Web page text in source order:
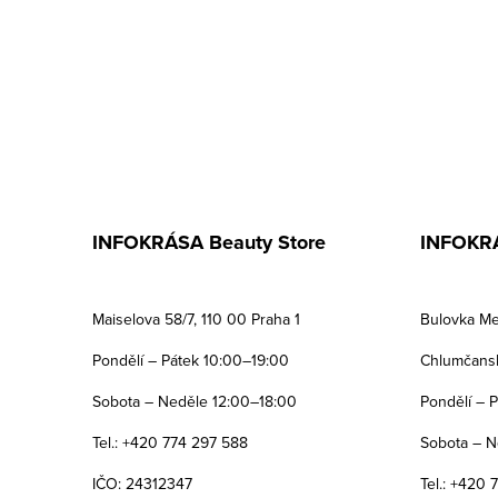
INFOKRÁSA Beauty Store
Maiselova 58/7, 110 00 Praha 1
Pondělí – Pátek 10:00–19:00
Sobota – Neděle 12:00–18:00
Tel.: +420 774 297 588
IČO: 24312347
Bulovka
Pondělí –
Sobota –
Tel.: +420